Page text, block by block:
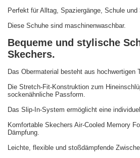
Perfekt für Alltag, Spaziergänge, Schule und
Diese Schuhe sind maschinenwaschbar.
Bequeme und stylische
Skechers.
Das Obermaterial besteht aus hochwertigen
Die Stretch-Fit-Konstruktion zum
sockenähnliche Passform.
Das Slip-In-System ermöglicht eine
Komfortable Skechers Air-Cooled Memory
Dämpfung.
Leichte, flexible und stoßdämpfende